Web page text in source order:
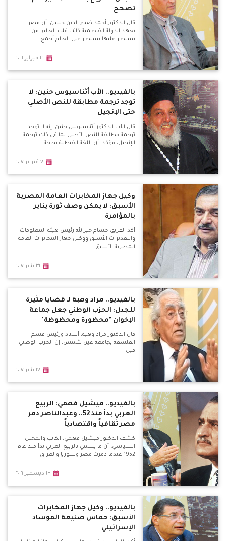
تصحح
قال الدكتور أحمد ضياء الدين حسن، أن مصر
بعهد الدولة الفاطمية كانت قلب العالم، من
يسيطر عليها يسيطر علي العالم أجمع.
١٦ فبراير ٢٠١٦
بالفيديو.. الأب أثناسيوس حنين: لا
توجد ترجمة مطابقة للنص الأصلي
حتى الإنجيل
قال الأب الدكتور أثناسيوس حنين، إنه لا توجد
ترجمة مطابقة للنص الأصلي بما في ذلك ترجمة
الإنجيل، مؤكدا أن اللغة القبطية بحاجة
٧ فبراير ٢٠١٧
وكيل جهاز المخابرات العامة المصرية
الأسبق: لا يمكن وصف ثورة يناير
بالمؤامرة
أكد الفريق حسام خيرالله رئيس هيئة المعلومات
والتقديرات الأسبق ووكيل جهاز المخابرات العامة
المصرية الأسبق
٣١ يناير ٢٠١٧
بالفيديو.. مراد وهبة لـ قضايا مثيرة
للجدل: الحزب الوطني جعل جماعة
الإخوان "محظورة ومحظوظة"
قال الدكتور مراد وهبه، أستاذ ورئيس قسم
الفلسفة بجامعة عين شمس، إن الحزب الوطني
قبل
١٧ يناير ٢٠١٧
بالفيديو.. ميشيل فهمي: الربيع
العربي بدأ منذ 52.. وعبدالناصر دمر
مصر ثقافياً واقتصادياً
كشف الدكتور ميشيل فهمي، الكاتب والمحلل
السياسي، أن ما يسمي بالربيع العربي بدأ منذ عام
1952 عندما دمرت مصر وسوريا والعراق.
١٣ ديسمبر ٢٠١٦
بالفيديو.. وكيل جهاز المخابرات
الأسبق: حماس صنيعة الموساد
الإسرائيلي